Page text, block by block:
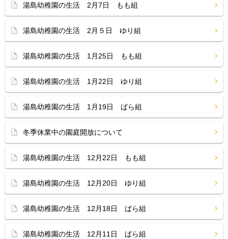
湯島幼稚園の生活 2月7日 もも組
湯島幼稚園の生活 2月５日 ゆり組
湯島幼稚園の生活 1月25日 もも組
湯島幼稚園の生活 1月22日 ゆり組
湯島幼稚園の生活 1月19日 ばら組
冬季休業中の園庭開放について
湯島幼稚園の生活 12月22日 もも組
湯島幼稚園の生活 12月20日 ゆり組
湯島幼稚園の生活 12月18日 ばら組
湯島幼稚園の生活 12月11日 ばら組